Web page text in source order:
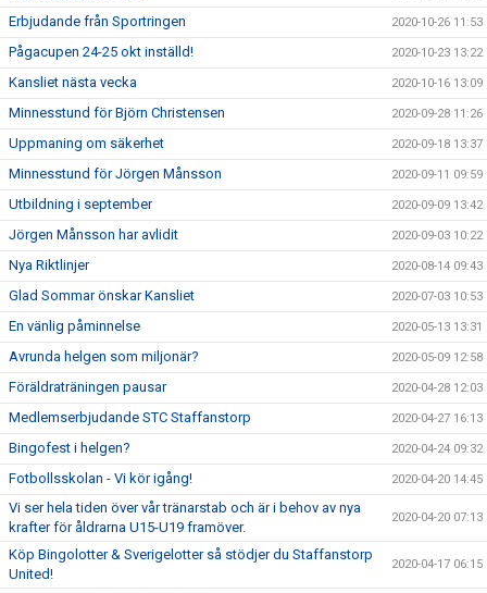
Erbjudande från Sportringen 2020-10-26 11:53
Pågacupen 24-25 okt inställd! 2020-10-23 13:22
Kansliet nästa vecka 2020-10-16 13:09
Minnesstund för Björn Christensen 2020-09-28 11:26
Uppmaning om säkerhet 2020-09-18 13:37
Minnesstund för Jörgen Månsson 2020-09-11 09:59
Utbildning i september 2020-09-09 13:42
Jörgen Månsson har avlidit 2020-09-03 10:22
Nya Riktlinjer 2020-08-14 09:43
Glad Sommar önskar Kansliet 2020-07-03 10:53
En vänlig påminnelse 2020-05-13 13:31
Avrunda helgen som miljonär? 2020-05-09 12:58
Föräldraträningen pausar 2020-04-28 12:03
Medlemserbjudande STC Staffanstorp 2020-04-27 16:13
Bingofest i helgen? 2020-04-24 09:32
Fotbollsskolan - Vi kör igång! 2020-04-20 14:45
Vi ser hela tiden över vår tränarstab och är i behov av nya
krafter för åldrarna U15-U19 framöver.
2020-04-20 07:13
Köp Bingolotter & Sverigelotter så stödjer du Staffanstorp
United!
2020-04-17 06:15